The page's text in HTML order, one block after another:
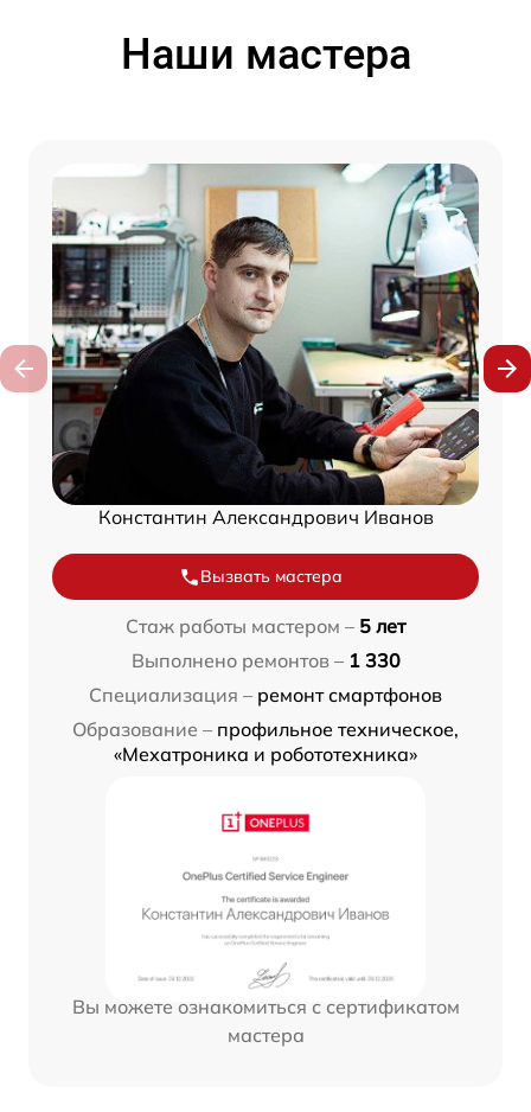
Наши мастера
Константин Александрович Иванов
Вызвать мастера
Стаж работы мастером – 5 лет
Выполнено ремонтов – 1 330
Специализация – ремонт смартфонов
Образование – профильное техническое,
«Мехатроника и робототехника»
Вы можете ознакомиться с сертификатом
мастера